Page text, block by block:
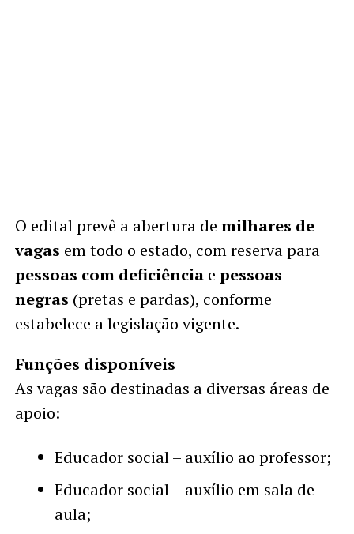
O edital prevê a abertura de milhares de
vagas em todo o estado, com reserva para
pessoas com deficiênciae pessoas
negras (pretas e pardas), conforme
estabelece a legislação vigente.
Funções disponíveis
As vagas são destinadas a diversas áreas de
apoio:
Educador social – auxílio ao professor;
Educador social – auxílio em sala de
aula;